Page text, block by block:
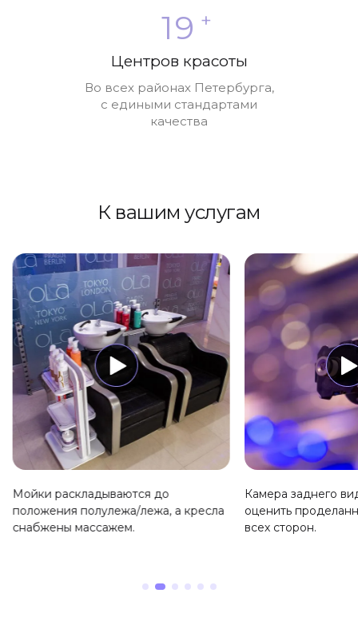
19 +
Центров красоты
Во всех районах Петербурга,
с едиными стандартами
качества
К вашим услугам
Мойки раскладываются до
положения полулежа/лежа, а кресла
снабжены массажем.
Камера заднего
оценить
всех сторон.